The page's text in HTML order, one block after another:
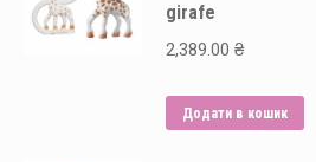
girafe
2,389.00 ₴
Додати в кошик